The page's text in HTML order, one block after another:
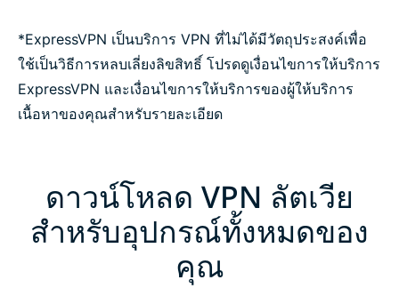
*ExpressVPN เป็นบริการ VPN ที่ไม่ได้มีวัตถุประสงค์เพื่อ
ใช้เป็นวิธีการหลบเลี่ยงลิขสิทธิ์ โปรดดูเงื่อนไขการให้บริการ
ExpressVPN และเงื่อนไขการให้บริการของผู้ให้บริการ
เนื้อหาของคุณสำหรับรายละเอียด
ดาวน์โหลด VPN ลัตเวีย
สำหรับอุปกรณ์ทั้งหมดของ
คุณ